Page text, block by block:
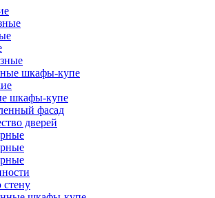
шкафы-купе
шкафы-купе
фасад
дверей